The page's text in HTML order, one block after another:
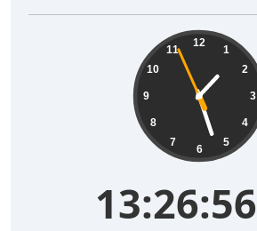
12
1
2
3
4
5
6
7
8
9
10
11
13:26:57